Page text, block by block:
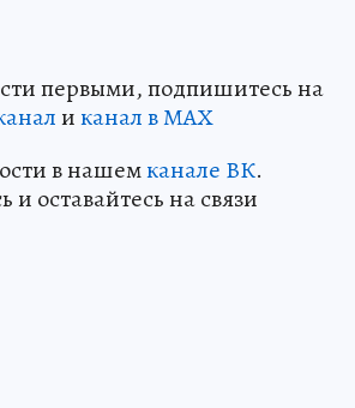
первыми, подпишитесь на
иканал в МАХ
в нашемканале ВК.
и оставайтесь на связи